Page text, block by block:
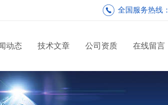
全国服务热线：
动态 技术文章 公司资质 在线留言